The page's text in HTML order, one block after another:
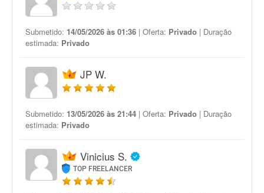
Submetido: 14/05/2026 às 01:36 | Oferta: Privado | Duração
estimada: Privado
JP W.
Submetido: 13/05/2026 às 21:44 | Oferta: Privado | Duração
estimada: Privado
Vinicius S.
TOP FREELANCER